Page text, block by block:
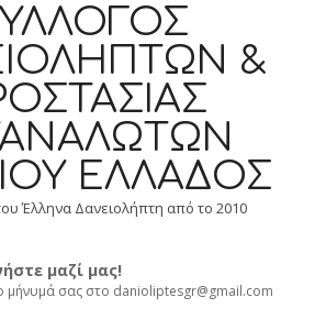
&
ΕΛΛΆΔΟΣ
Έλληνα Δανειολήπτη από το 2010
μαζί μας!
μήνυμά σας στο danioliptesgr@gmail.com